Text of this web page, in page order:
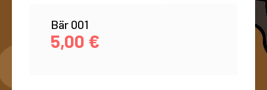
Bär 001
5,00 €